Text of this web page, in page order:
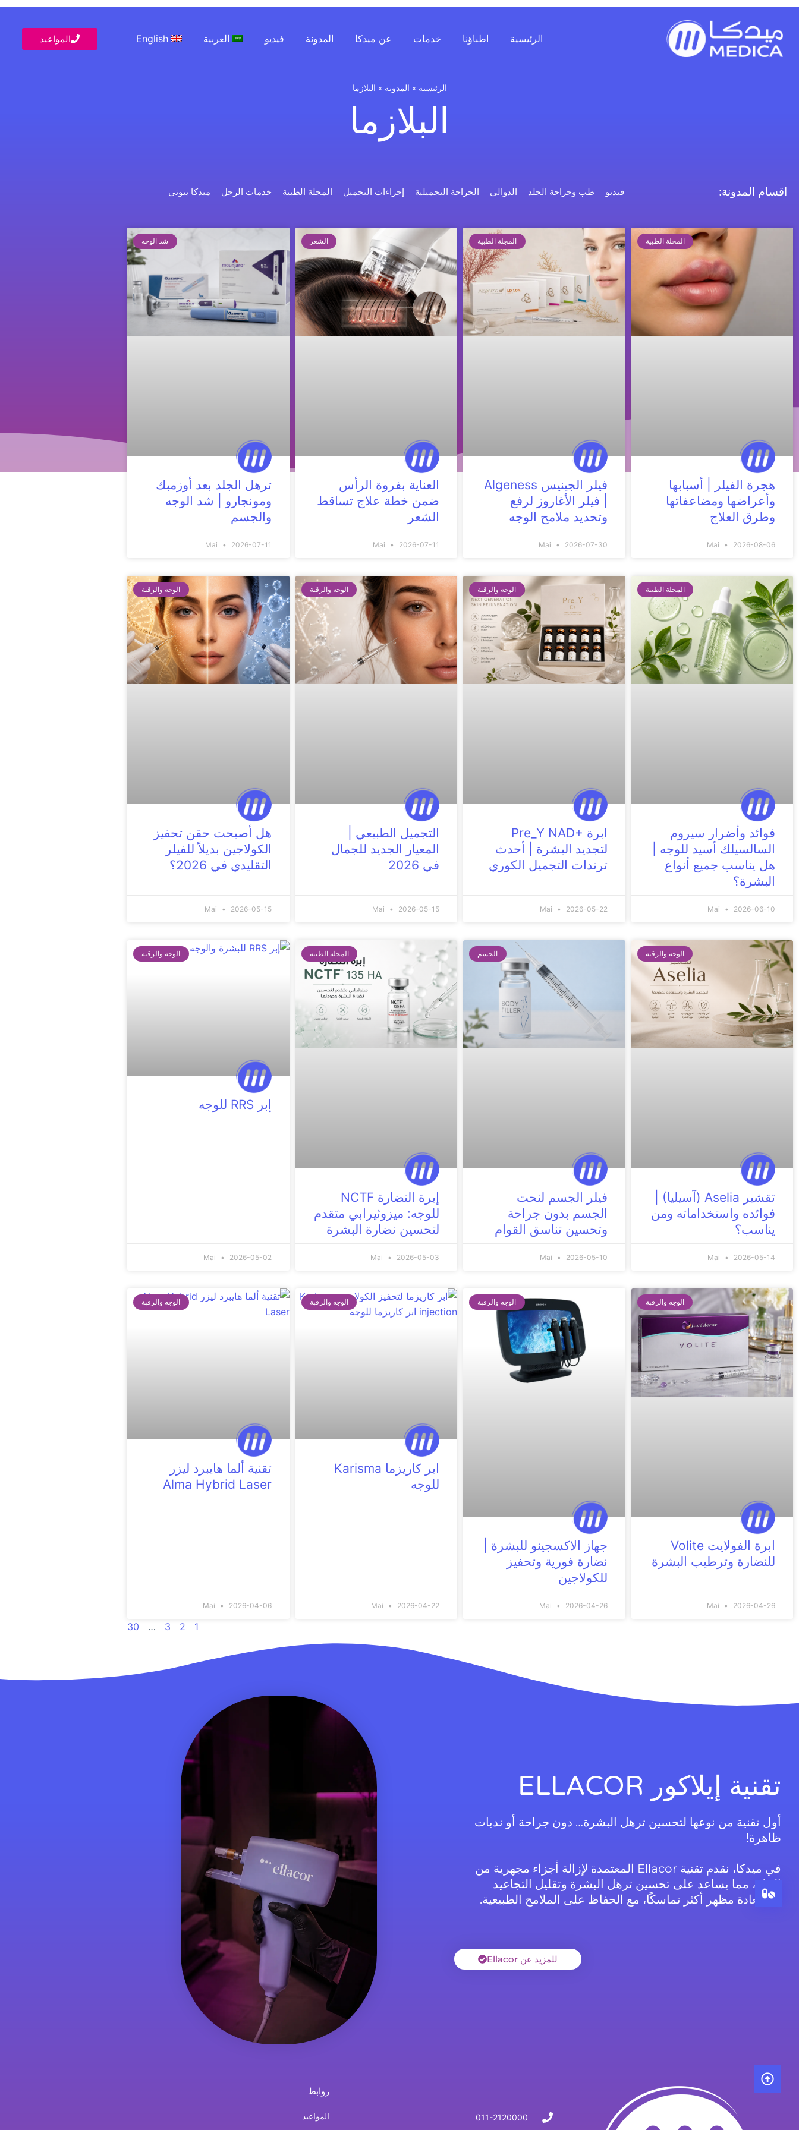
تخطي
المحتوى
الرئيسية اطباؤنا خدمات عن ميدكا المدونة فيديو العربية English المواعيد
الرئيسية » المدونة » البلازما
البلازما
اقسام المدونة: فيديو طب وجراحة الجلد الدوالي الجراحة التجميلية إجراءات التجميل المجلة الطبية خدمات الرجل ميدكا بيوتي
المجلة الطبية
هجرة الفيلر | أسبابها
وأعراضها ومضاعفاتها
وطرق العلاج
Mai 2026-08-06
المجلة الطبية
فيلر الجينيس Algeness
| فيلر الأغاروز لرفع
وتحديد ملامح الوجه
Mai 2026-07-30
الشعر
العناية بفروة الرأس
ضمن خطة علاج تساقط
الشعر
Mai 2026-07-11
شد الوجه
ترهل الجلد بعد أوزمبك
ومونجارو | شد الوجه
والجسم
Mai 2026-07-11
المجلة الطبية
فوائد وأضرار سيروم
السالسيلك أسيد للوجه |
هل يناسب جميع أنواع
البشرة؟
Mai 2026-06-10
الوجه والرقبة
ابرة Pre_Y NAD+‎
لتجديد البشرة | أحدث
ترندات التجميل الكوري
Mai 2026-05-22
الوجه والرقبة
التجميل الطبيعي |
المعيار الجديد للجمال
في 2026
Mai 2026-05-15
الوجه والرقبة
هل أصبحت حقن تحفيز
الكولاجين بديلاً للفيلر
التقليدي في 2026؟
Mai 2026-05-15
الوجه والرقبة
تقشير Aselia (آسيليا) |
فوائده واستخداماته ومن
يناسب؟
Mai 2026-05-14
الجسم
فيلر الجسم لنحت
الجسم بدون جراحة
وتحسين تناسق القوام
Mai 2026-05-10
المجلة الطبية
إبرة النضارة NCTF
للوجه: ميزوثيرابي متقدم
لتحسين نضارة البشرة
Mai 2026-05-03
الوجه والرقبة
إبر RRS للوجه
Mai 2026-05-02
الوجه والرقبة
ابرة الفولايت Volite
للنضارة وترطيب البشرة
Mai 2026-04-26
الوجه والرقبة
جهاز الاكسجينو للبشرة |
نضارة فورية وتحفيز
للكولاجين
Mai 2026-04-26
الوجه والرقبة
ابر كاريزما Karisma
للوجه
Mai 2026-04-22
الوجه والرقبة
تقنية ألما هايبرد ليزر
Alma Hybrid Laser
Mai 2026-04-06
Page
1
Page
2
Page
3
…
Page
30
تقنية إيلاكور ELLACOR
أول تقنية من نوعها لتحسين ترهل البشرة… دون جراحة أو ندبات
ظاهرة!
في ميدكا، نقدم تقنية Ellacor المعتمدة لإزالة أجزاء مجهرية من
الجلد، مما يساعد على تحسين ترهل البشرة وتقليل التجاعيد
واستعادة مظهر أكثر تماسكًا، مع الحفاظ على الملامح الطبيعية.
للمزيد عن Ellacor
011-2120000
روابط
المواعيد